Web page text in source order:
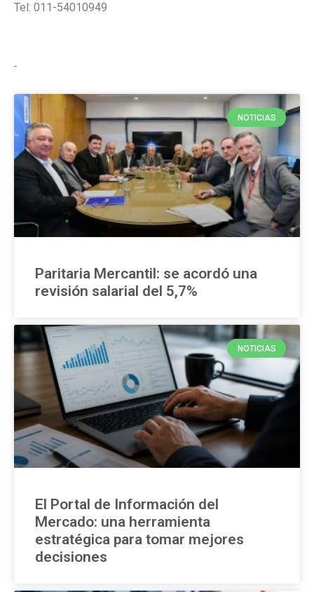
Tel: 011-54010949
NOTICIAS
Paritaria Mercantil: se acordó una
revisión salarial del 5,7%
NOTICIAS
El Portal de Información del
Mercado: una herramienta
estratégica para tomar mejores
decisiones